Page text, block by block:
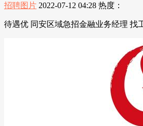
招聘图片 2022-07-12 04:28 热度：
待遇优 同安区域急招金融业务经理 找